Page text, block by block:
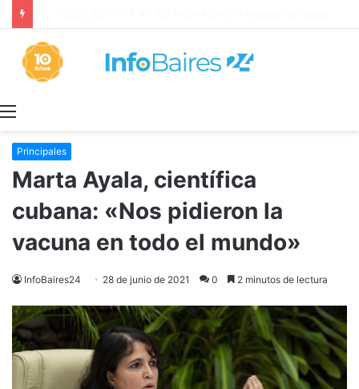
Principales
Marta Ayala, científica
cubana: «Nos pidieron la
vacuna en todo el mundo»
InfoBaires24 28 de junio de 2021 0 2 minutos de lectura